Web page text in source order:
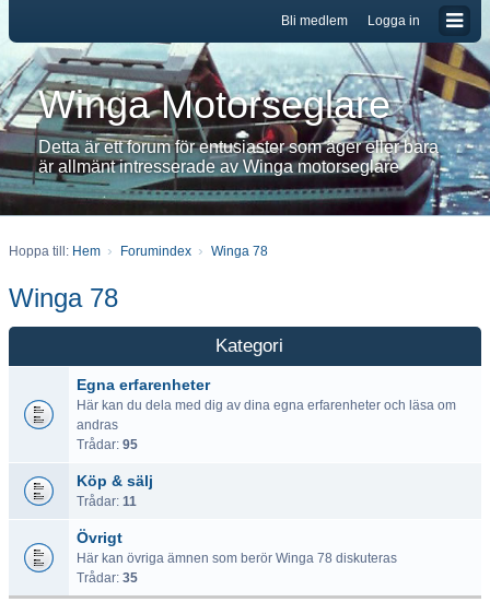
Logga in
Bli medlem
Winga Motorseglare
Detta är ett forum för entusiaster som äger eller bara
är allmänt intresserade av Winga motorseglare
Hoppa till: Hem Forumindex Winga 78
Winga 78
Kategori
Egna erfarenheter
Här kan du dela med dig av dina egna erfarenheter och läsa om
andras
Trådar: 95
Köp & sälj
Trådar: 11
Övrigt
Här kan övriga ämnen som berör Winga 78 diskuteras
Trådar: 35